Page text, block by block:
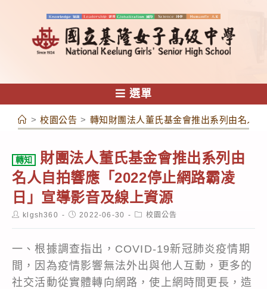
容
選單
> 校園公告 > 轉知財團法人董氏基金會推出系列由名人
轉知
財團法人董氏基金會推出系列由
名人自拍響應「2022停止網路霸凌
日」宣導影音及線上資源
Postklgsh360
Post2022-06-30
Post校園公告
一、根據調查指出，COVID-19新冠肺炎疫情期
間，因為疫情影響無法外出與他人互動，更多的
社交活動從實體轉向網路，使上網時間更長，造